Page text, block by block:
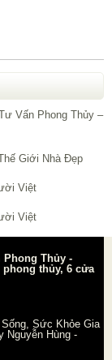
Phong Thủy -
phong thủy, 6 cửa
Sức Khỏe Gia
Nguyễn Hùng-